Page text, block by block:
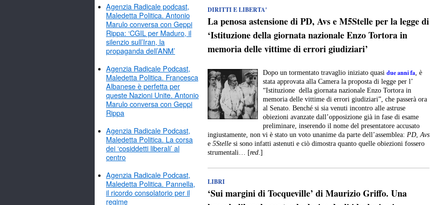
Agenzia Radicale podcast,
Maledetta Politica. Antonio
Marulo conversa con Geppi
Rippa: ‘CGIL per Maduro, il
silenzio sull’Iran, la
propaganda dell’ANM’
Agenzia Radicale Podcast,
Maledetta Politica. Francesca
Albanese è perfetta per
queste Nazioni Unite. Antonio
Marulo conversa con Geppi
Rippa
Agenzia Radicale Podcast,
Maledetta Politica. La corsa
dei ‘cosiddetti liberali’ al
centro
Agenzia Radicale Podcast,
Maledetta Politica. Pannella,
il ricordo consolatorio per il
regime
DIRITTI E LIBERTA'
La penosa astensione di PD, Avs e M5Stelle per la legge di
‘Istituzione della giornata nazionale Enzo Tortora in
memoria delle vittime di errori giudiziari’
Dopo un tormentato travaglio iniziato quasi due anni fa, è
stata approvata alla Camera la proposta di legge per l’
“Istituzione della giornata nazionale Enzo Tortora in
memoria delle vittime di errori giudiziari”, che passerà ora
al Senato. Benché si sia venuti incontro alle astruse
obiezioni avanzate dall’opposizione già in fase di esame
preliminare, inserendo il nome del presentatore accusato
ingiustamente, non vi è stato un voto unanime da parte dell’assemblea: PD,Avs
e 5Stelle si sono infatti astenuti e ciò dimostra quanto quelle obiezioni fossero
strumentali… [red.]
LIBRI
‘Sui margini di Tocqueville’ di Maurizio Griffo. Una